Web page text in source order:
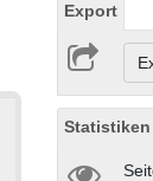
Export
Statistiken